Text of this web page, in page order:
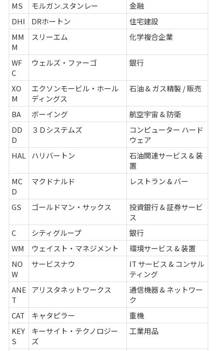
MS
モルガン.スタンレー
金融
DHI
DRホートン
住宅建設
MM
M
スリーエム 化学複合企業
WF
C
ウェルズ・ファーゴ 銀行
XO
M
エクソンモービル・ホール
ディングス
石油 & ガス精製 / 販売
BA ボーイング
航空宇宙 & 防衛
DD
D
３Ｄシステムズ
コンピューター ハード
ウェア
HAL
ハリバートン
石油関連サービス & 装
置
MC
D
マクドナルド レストラン & バー
GS ゴールドマン・サックス
投資銀行 & 証券サービ
ス
C
シティグループ
銀行
WM
ウェイスト・マネジメント
環境サービス & 装置
NO
W
サービスナウ
IT サービス & コンサル
ティング
ANE
T
アリスタネットワークス
通信機器 & ネットワー
ク
CAT
キャタピラー
重機
KEY
S
キーサイト・テクノロジー
ズ
工業用品